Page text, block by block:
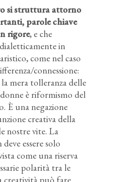
si struttura attorno
parole chiave
rigore, e che
in
come nel caso
connessione:
mera tolleranza delle
è riformismo del
È una negazione
creativa della
nostre vite. La
essere solo
come una riserva
polarità tra le